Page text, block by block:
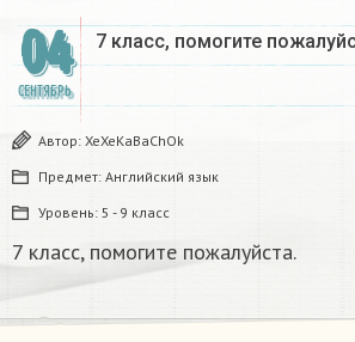
04
СЕНТЯБРЬ
7 класс, помогите
Автор: XeXeKaBaChOk
Предмет: Английский язык
Уровень: 5 - 9 класс
7 класс, помогите пожалуйста. ​